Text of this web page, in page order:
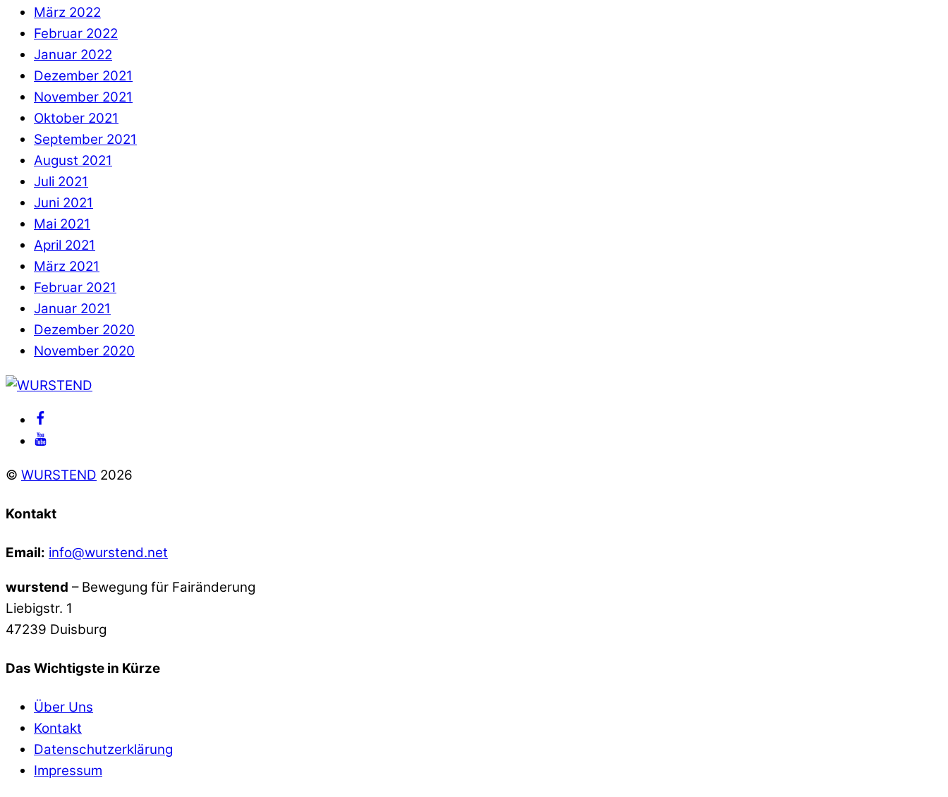
März 2022
Februar 2022
Januar 2022
Dezember 2021
November 2021
Oktober 2021
September 2021
August 2021
Juli 2021
Juni 2021
Mai 2021
April 2021
März 2021
Februar 2021
Januar 2021
Dezember 2020
November 2020
Back
Top
© WURSTEND 2026
Kontakt
Email: info@wurstend.net
wurstend – Bewegung für Fairänderung
Liebigstr. 1
47239 Duisburg
Das Wichtigste in Kürze
Über Uns
Kontakt
Datenschutzerklärung
Impressum